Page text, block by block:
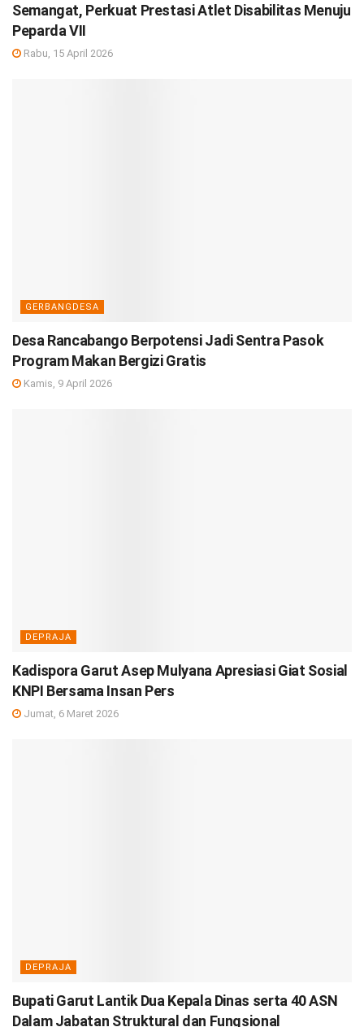
Semangat, Perkuat Prestasi Atlet Disabilitas Menuju
Peparda VII
Rabu, 15 April 2026
GERBANGDESA
Desa Rancabango Berpotensi Jadi Sentra Pasok
Program Makan Bergizi Gratis
Kamis, 9 April 2026
DEPRAJA
Kadispora Garut Asep Mulyana Apresiasi Giat Sosial
KNPI Bersama Insan Pers
Jumat, 6 Maret 2026
DEPRAJA
Bupati Garut Lantik Dua Kepala Dinas serta 40 ASN
Dalam Jabatan Struktural dan Fungsional